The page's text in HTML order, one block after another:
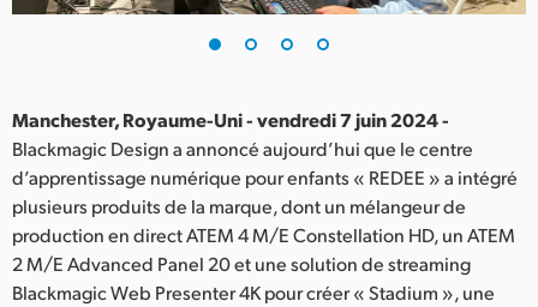
Italy
Japan
Korea
Mexico
Manchester, Royaume-Uni - vendredi 7 juin 2024 -
Blackmagic Design a annoncé aujourd’hui que le centre
d’apprentissage numérique pour enfants « REDEE » a intégré
plusieurs produits de la marque, dont un mélangeur de
production en direct ATEM 4 M/E Constellation HD, un ATEM
2 M/E Advanced Panel 20 et une solution de streaming
Blackmagic Web Presenter 4K pour créer « Stadium », une